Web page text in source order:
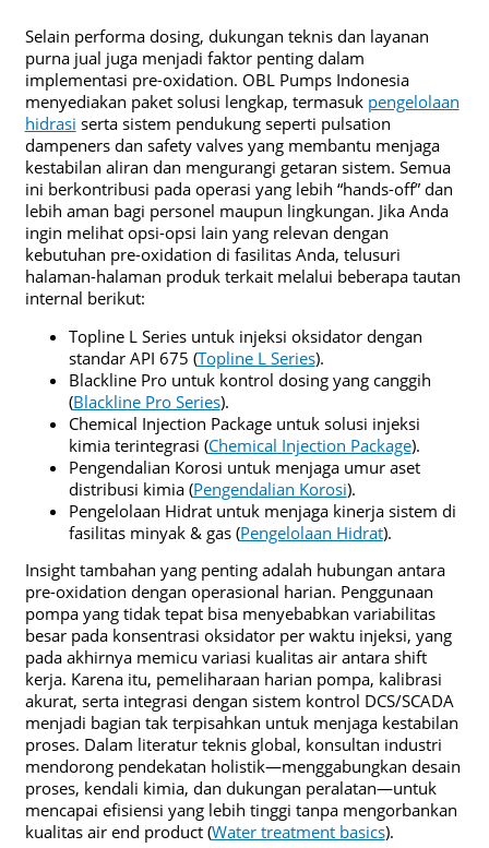
Selain performa dosing, dukungan teknis dan layanan
purna jual juga menjadi faktor penting dalam
implementasi pre-oxidation. OBL Pumps Indonesia
menyediakan paket solusi lengkap, termasuk pengelolaan
hidrasi serta sistem pendukung seperti pulsation
dampeners dan safety valves yang membantu menjaga
kestabilan aliran dan mengurangi getaran sistem. Semua
ini berkontribusi pada operasi yang lebih “hands-off” dan
lebih aman bagi personel maupun lingkungan. Jika Anda
ingin melihat opsi-opsi lain yang relevan dengan
kebutuhan pre-oxidation di fasilitas Anda, telusuri
halaman-halaman produk terkait melalui beberapa tautan
internal berikut:
Topline L Series untuk injeksi oksidator dengan
standar API 675 (Topline L Series).
Blackline Pro untuk kontrol dosing yang canggih
(Blackline Pro Series).
Chemical Injection Package untuk solusi injeksi
kimia terintegrasi (Chemical Injection Package).
Pengendalian Korosi untuk menjaga umur aset
distribusi kimia (Pengendalian Korosi).
Pengelolaan Hidrat untuk menjaga kinerja sistem di
fasilitas minyak & gas (Pengelolaan Hidrat).
Insight tambahan yang penting adalah hubungan antara
pre-oxidation dengan operasional harian. Penggunaan
pompa yang tidak tepat bisa menyebabkan variabilitas
besar pada konsentrasi oksidator per waktu injeksi, yang
pada akhirnya memicu variasi kualitas air antara shift
kerja. Karena itu, pemeliharaan harian pompa, kalibrasi
akurat, serta integrasi dengan sistem kontrol DCS/SCADA
menjadi bagian tak terpisahkan untuk menjaga kestabilan
proses. Dalam literatur teknis global, konsultan industri
mendorong pendekatan holistik—menggabungkan desain
proses, kendali kimia, dan dukungan peralatan—untuk
mencapai efisiensi yang lebih tinggi tanpa mengorbankan
kualitas air end product (Water treatment basics).